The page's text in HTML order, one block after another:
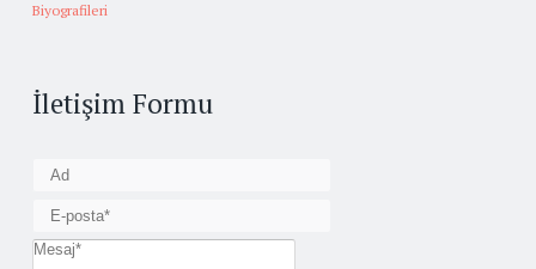
Biyografileri
İletişim Formu